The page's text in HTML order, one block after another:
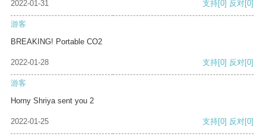
2022-01-31 支持[0] 反对[0]
游客
BREAKING! Portable CO2
2022-01-28 支持[0] 反对[0]
游客
Horny Shriya sent you 2
2022-01-25 支持[0] 反对[0]